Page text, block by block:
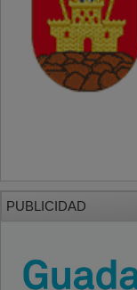
PUBLICIDAD